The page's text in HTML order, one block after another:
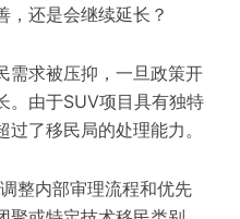
，还是会继续延长？
需求被压抑，一旦政策开
。由于SUV项目具有独特
了移民局的处理能力。
整内部审理流程和优先